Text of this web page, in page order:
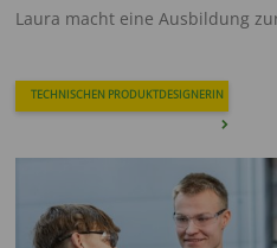
Laura macht eine Ausbildung
TECHNISCHEN PRODUKTDESIGNERIN